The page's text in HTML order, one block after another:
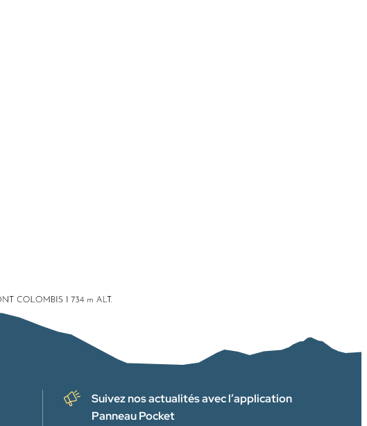
Suivez nos actualités avec l’application
Panneau Pocket